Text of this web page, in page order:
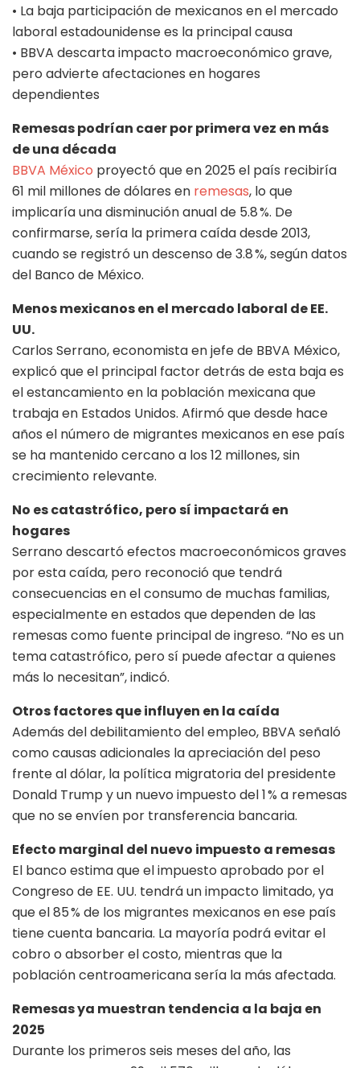
• La baja participación de mexicanos en el mercado
laboral estadounidense es la principal causa
• BBVA descarta impacto macroeconómico grave,
pero advierte afectaciones en hogares
dependientes
Remesas podrían caer por primera vez en más
de una década
BBVA México proyectó que en 2025 el país recibiría
61 mil millones de dólares en remesas, lo que
implicaría una disminución anual de 5.8 %. De
confirmarse, sería la primera caída desde 2013,
cuando se registró un descenso de 3.8 %, según datos
del Banco de México.
Menos mexicanos en el mercado laboral de EE.
UU.
Carlos Serrano, economista en jefe de BBVA México,
explicó que el principal factor detrás de esta baja es
el estancamiento en la población mexicana que
trabaja en Estados Unidos. Afirmó que desde hace
años el número de migrantes mexicanos en ese país
se ha mantenido cercano a los 12 millones, sin
crecimiento relevante.
No es catastrófico, pero sí impactará en
hogares
Serrano descartó efectos macroeconómicos graves
por esta caída, pero reconoció que tendrá
consecuencias en el consumo de muchas familias,
especialmente en estados que dependen de las
remesas como fuente principal de ingreso. “No es un
tema catastrófico, pero sí puede afectar a quienes
más lo necesitan”, indicó.
Otros factores que influyen en la caída
Además del debilitamiento del empleo, BBVA señaló
como causas adicionales la apreciación del peso
frente al dólar, la política migratoria del presidente
Donald Trump y un nuevo impuesto del 1 % a remesas
que no se envíen por transferencia bancaria.
Efecto marginal del nuevo impuesto a remesas
El banco estima que el impuesto aprobado por el
Congreso de EE. UU. tendrá un impacto limitado, ya
que el 85 % de los migrantes mexicanos en ese país
tiene cuenta bancaria. La mayoría podrá evitar el
cobro o absorber el costo, mientras que la
población centroamericana sería la más afectada.
Remesas ya muestran tendencia a la baja en
2025
Durante los primeros seis meses del año, las